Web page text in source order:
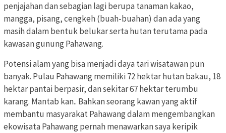
penjajahan dan sebagian lagi berupa tanaman kakao,
mangga, pisang, cengkeh (buah-buahan) dan ada yang
masih dalam bentuk belukar serta hutan terutama pada
kawasan gunung Pahawang.
Potensi alam yang bisa menjadi daya tari wisatawan pun
banyak. Pulau Pahawang memiliki 72 hektar hutan bakau, 18
hektar pantai berpasir, dan sekitar 67 hektar terumbu
karang. Mantab kan.. Bahkan seorang kawan yang aktif
membantu masyarakat Pahawang dalam mengembangkan
ekowisata Pahawang pernah menawarkan saya keripik